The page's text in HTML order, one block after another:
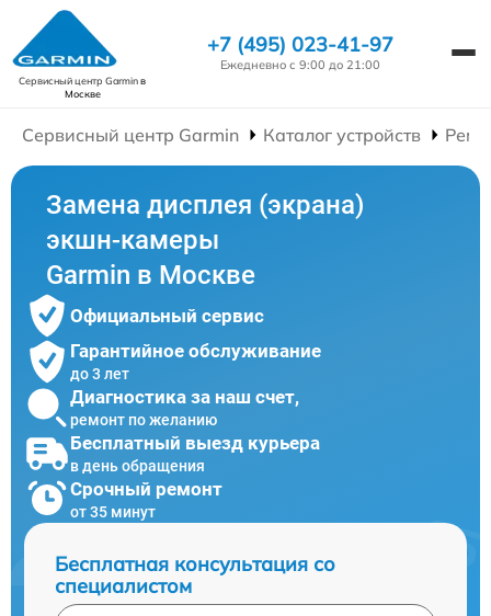
Сервисный центр Garminв
Москве
+7 (495) 023-41-97
Ежедневно с 9:00 до 21:00
Сервисный центр Garmin Каталог устройств
Замена дисплея (экрана)
экшн-камеры
Garmin в Москве
Официальный сервис
Гарантийное обслуживание
до 3 лет
Диагностика за наш счет,
ремонт по желанию
Бесплатный выезд курьера
в день обращения
Срочный ремонт
от 35 минут
Бесплатная консультация со
специалистом